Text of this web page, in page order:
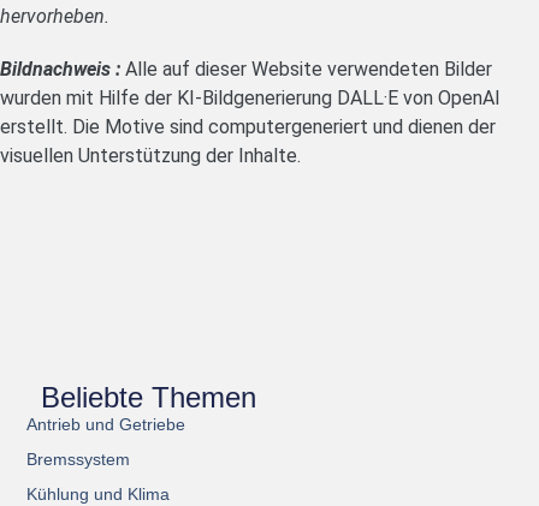
hervorheben.
Bildnachweis : Alle auf dieser Website verwendeten Bilder
wurden mit Hilfe der KI-Bildgenerierung DALL·E von OpenAI
erstellt. Die Motive sind computergeneriert und dienen der
visuellen Unterstützung der Inhalte.
Beliebte Themen
Antrieb und Getriebe
Bremssystem
Kühlung und Klima